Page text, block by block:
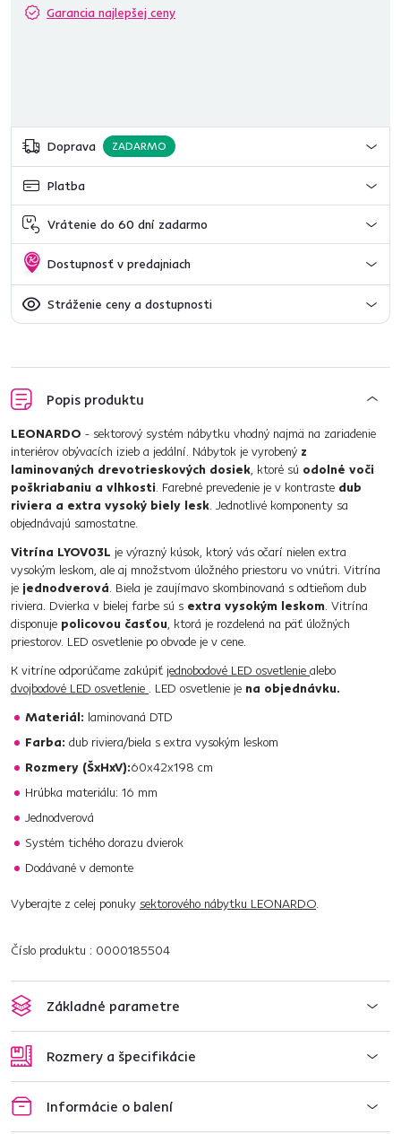
Garancia najlepšej ceny
Doprava ZADARMO
Platba
Vrátenie do 60 dní zadarmo
Dostupnosť v predajniach
Stráženie ceny a dostupnosti
Popis produktu
LEONARDO - sektorový systém nábytku vhodný najmä na zariadenie
interiérov obývacích izieb a jedální. Nábytok je vyrobený z
laminovaných drevotrieskových dosiek, ktoré sú odolné voči
poškriabaniu a vlhkosti. Farebné prevedenie je v kontraste dub
riviera a extra vysoký biely lesk. Jednotlivé komponenty sa
objednávajú samostatne.
Vitrína LYOV03L je výrazný kúsok, ktorý vás očarí nielen extra
vysokým leskom, ale aj množstvom úložného priestoru vo vnútri. Vitrína
je jednodverová. Biela je zaujímavo skombinovaná s odtieňom dub
riviera. Dvierka v bielej farbe sú s extra vysokým leskom. Vitrína
disponuje policovou časťou, ktorá je rozdelená na päť úložných
priestorov. LED osvetlenie po obvode je v cene.
K vitríne odporúčame zakúpiť jednobodové LED osvetlenie alebo
dvojbodové LED osvetlenie . LED osvetlenie je na objednávku.
Materiál: laminovaná DTD
Farba: dub riviera/biela s extra vysokým leskom
Rozmery (ŠxHxV):60x42x198 cm
Hrúbka materiálu: 16 mm
Jednodverová
Systém tichého dorazu dvierok
Dodávané v demonte
Vyberajte z celej ponuky sektorového nábytku LEONARDO.
Číslo produktu : 0000185504
Základné parametre
Rozmery a špecifikácie
Informácie o balení